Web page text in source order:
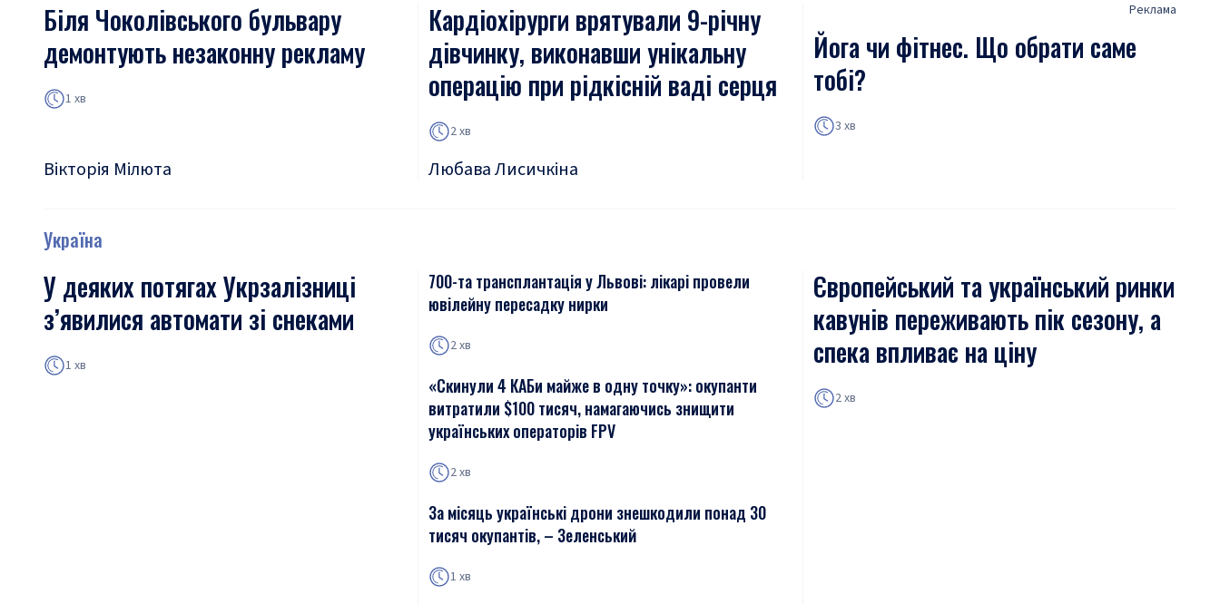
Біля Чоколівського бульвару
демонтують незаконну рекламу
1 хв
Вікторія Мілюта
Кардіохірурги врятували 9-річну
дівчинку, виконавши унікальну
операцію при рідкісній ваді серця
2 хв
Любава Лисичкіна
Реклама
Йога чи фітнес. Що обрати саме
тобі?
3 хв
Україна
У деяких потягах Укрзалізниці
з’явилися автомати зі снеками
1 хв
700-та трансплантація у Львові: лікарі провели
ювілейну пересадку нирки
2 хв
«Скинули 4 КАБи майже в одну точку»: окупанти
витратили $100 тисяч, намагаючись знищити
українських операторів FPV
2 хв
За місяць українські дрони знешкодили понад 30
тисяч окупантів, – Зеленський
1 хв
Європейський та український ринки
кавунів переживають пік сезону, а
спека впливає на ціну
2 хв